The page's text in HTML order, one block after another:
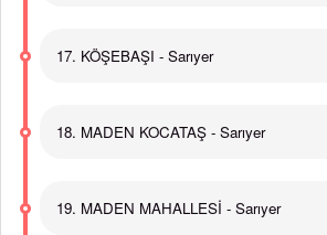
17. KÖŞEBAŞI - Sarıyer
18. MADEN KOCATAŞ - Sarıyer
19. MADEN MAHALLESİ - Sarıyer